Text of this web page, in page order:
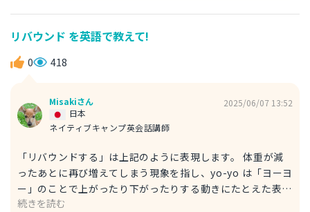
た？ B : Yep, and I totally called it. My prediction was
spot on. うん、完全に当てたよ。予想がバッチリ的中した
んだ。 I called it は、「それを予想していた」という意味で
す。「そうなると思ってた、やっぱりね」というニュアンス
リバウンド を英語で教えて!
0 418
Misakiさん
ネイティブキャンプ英会話講師
日本
2025/06/07 13:52
「リバウンドする」は上記のように表現します。 体重が減
ったあとに再び増えてしまう現象を指し、yo-yo は「ヨーヨ
ー」のことで上がったり下がったりする動きにたとえた表現
です。特にダイエットの話題でよく使われます。 effect : 効
続きを読む